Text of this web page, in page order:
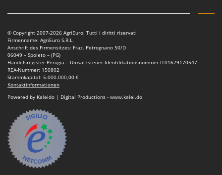
© Copyright 2007-2026 AgriEuro. Tutti i diritti riservati
Firmenname: AgriEuro S.R.L.
Anschrift des Firmensitzes: Fraz. Petrognano 50/D
06049 – Spoleto – (PG)
Handelsregister Perugia – Umsatzsteuer-Identifikationsnummer IT01629170547
REA-Nummer: 150802
Stammkapital: 5.000.000,00 €
Kontaktinformationen
Powered by Kaleido | Digital Productions - www.kalei.do